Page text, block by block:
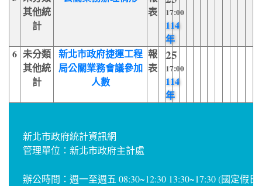
其他統
計
表
17:00
114
年
6 未分類
其他統
計
新北市政府捷運工程
局公關業務會議參加
人數
報
表
25
17:00
114
年
新北市政府統計資訊網
管理單位：新北市政府主計處
辦公時間：週一至週五 08:30~12:30 13:30~17:30 (國定假日